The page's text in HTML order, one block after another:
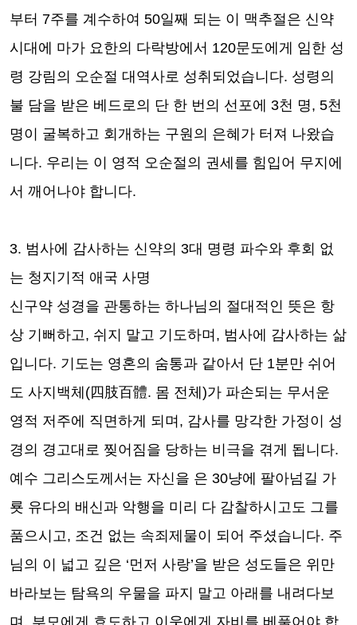
부터 7주를 계수하여 50일째 되는 이 맥추절은 신약
시대에 마가 요한의 다락방에서 120문도에게 임한 성
령 강림의 오순절 대역사로 성취되었습니다. 성령의
불 담을 받은 베드로의 단 한 번의 선포에 3천 명, 5천
명이 굴복하고 회개하는 구원의 은혜가 터져 나왔습
니다. 우리는 이 영적 오순절의 권세를 힘입어 무지에
서 깨어나야 합니다.
3. 범사에 감사하는 신약의 3대 명령 파수와 후회 없
는 청지기적 애국 사명
신구약 성경을 관통하는 하나님의 절대적인 뜻은 항
상 기뻐하고 , 쉬지 말고 기도하며 , 범사에 감사하는 삶
입니다. 기도는 영혼의 숨통과 같아서 단 1분만 쉬어
도 사지백체(四肢百體. 몸 전체)가 파손되는 무서운
영적 저주에 직면하게 되며 , 감사를 망각한 가정이 성
경의 경고대로 찢어짐을 당하는 비극을 겪게 됩니다.
예수 그리스도께서는 자신을 은 30냥에 팔아넘길 가
룟 유다의 배신과 악행을 미리 다 감찰하시고도 그를
품으시고 , 조건 없는 속죄제물이 되어 주셨습니다. 주
님의 이 넓고 깊은 ‘먼저 사랑’을 받은 성도들은 위만
바라보는 탐욕의 우물을 파지 말고 아래를 내려다보
며 , 부모에게 효도하고 이웃에게 자비를 베풀어야 합